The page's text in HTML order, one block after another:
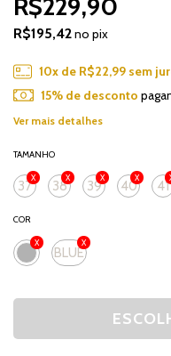
R$229,90
R$195,42no pix
10x de R$22,99sem
15% de desconto
Ver mais detalhes
COR
BLUE
TAMANHO
37 38 39 40 41